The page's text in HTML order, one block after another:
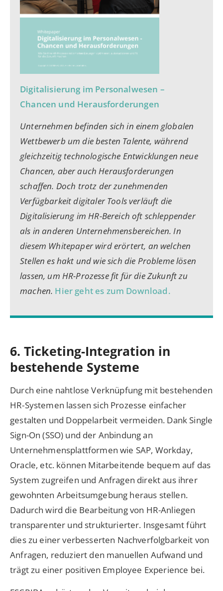
Digitalisierung im Personalwesen –
Chancen und Herausforderungen
Unternehmen befinden sich in einem globalen
Wettbewerb um die besten Talente, während
gleichzeitig technologische Entwicklungen neue
Chancen, aber auch Herausforderungen
schaffen. Doch trotz der zunehmenden
Verfügbarkeit digitaler Tools verläuft die
Digitalisierung im HR-Bereich oft schleppender
als in anderen Unternehmensbereichen. In
diesem Whitepaper wird erörtert, an welchen
Stellen es hakt und wie sich die Probleme lösen
lassen, um HR-Prozesse fit für die Zukunft zu
machen. Hier geht es zum Download.
6. Ticketing-Integration in
bestehende Systeme
Durch eine nahtlose Verknüpfung mit bestehenden
HR-Systemen lassen sich Prozesse einfacher
gestalten und Doppelarbeit vermeiden. Dank Single
Sign-On (SSO) und der Anbindung an
Unternehmensplattformen wie SAP, Workday,
Oracle, etc. können Mitarbeitende bequem auf das
System zugreifen und Anfragen direkt aus ihrer
gewohnten Arbeitsumgebung heraus stellen.
Dadurch wird die Bearbeitung von HR-Anliegen
transparenter und strukturierter. Insgesamt führt
dies zu einer verbesserten Nachverfolgbarkeit von
Anfragen, reduziert den manuellen Aufwand und
trägt zu einer positiven Employee Experience bei.